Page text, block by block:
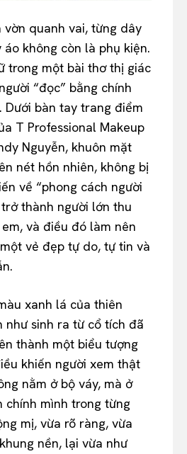
vờn quanh vai, từng dây
không còn là phụ kiện.
trong một bài thơ thị giác
“đọc” bằng chính
Dưới bàn tay trang điểm
T Professional Makeup
Nguyễn, khuôn mặt
nét hồn nhiên, không bị
về “phong cách người
trở thành người lớn thu
và điều đó làm nên
vẻ đẹp tự do, tự tin và
xanh lá của thiên
như sinh ra từ cổ tích đã
thành một biểu tượng
khiến người xem thật
nằm ở bộ váy, mà ở
chính mình trong từng
mị, vừa rõ ràng, vừa
nền, lại vừa như